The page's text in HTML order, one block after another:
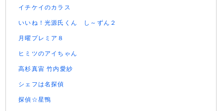
イチケイのカラス
いいね！光源氏くん し～ずん２
月曜プレミア８
ヒミツのアイちゃん
高杉真宙 竹内愛紗
シェフは名探偵
探偵☆星鴨